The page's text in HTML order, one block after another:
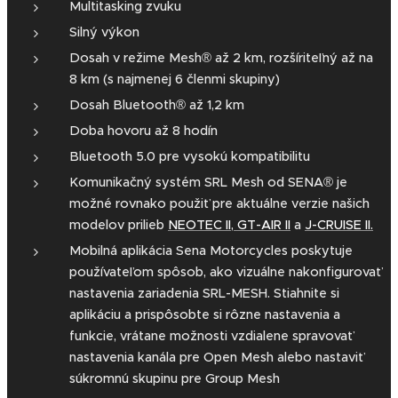
Multitasking zvuku
Silný výkon
Dosah v režime Mesh® až 2 km, rozšíriteľný až na
8 km (s najmenej 6 členmi skupiny)
Dosah Bluetooth® až 1,2 km
Doba hovoru až 8 hodín
Bluetooth 5.0 pre vysokú kompatibilitu
Komunikačný systém SRL Mesh od SENA® je
možné rovnako použiť pre aktuálne verzie našich
modelov prilieb NEOTEC II, GT-AIR II a J-CRUISE II.
Mobilná aplikácia Sena Motorcycles poskytuje
používateľom spôsob, ako vizuálne nakonfigurovať
nastavenia zariadenia SRL-MESH. Stiahnite si
aplikáciu a prispôsobte si rôzne nastavenia a
funkcie, vrátane možnosti vzdialene spravovať
nastavenia kanála pre Open Mesh alebo nastaviť
súkromnú skupinu pre Group Mesh